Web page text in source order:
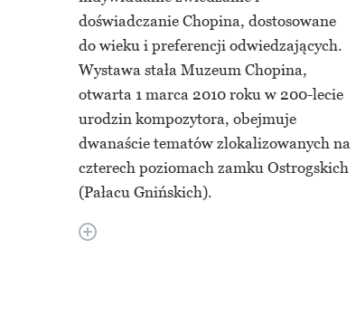
doświadczanie Chopina, dostosowane
do wieku i preferencji odwiedzających.
Wystawa stała Muzeum Chopina,
otwarta 1 marca 2010 roku w 200-lecie
urodzin kompozytora, obejmuje
dwanaście tematów zlokalizowanych na
czterech poziomach zamku Ostrogskich
(Pałacu Gnińskich).